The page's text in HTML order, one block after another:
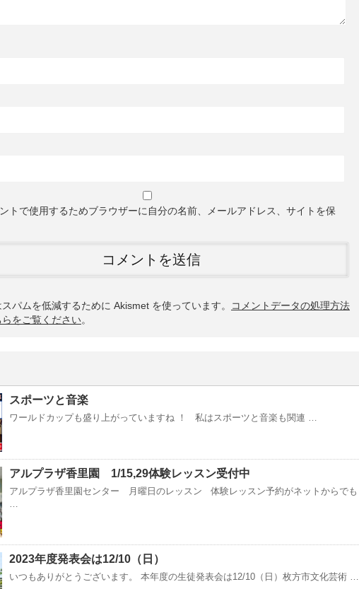
トで使用するためブラウザーに自分の名前、メールアドレス、サイトを保
パムを低減するために Akismet を使っています。
コメントデータの処理方法
をご覧ください。
スポーツと音楽
ワールドカップも盛り上がっていますね ！ 私はスポーツと音楽も関連 …
アルプラザ香里園 1/15,29体験レッスン受付中
アルプラザ香里園センター 月曜日のレッスン 体験レッスン予約がネットからでも
…
2023年度発表会は12/10（日）
いつもありがとうございます。 本年度の生徒発表会は12/10（日）枚方市文化芸術 …